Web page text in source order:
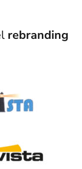
rebranding